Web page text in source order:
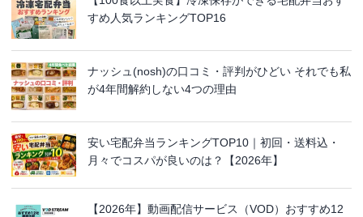
すめ人気ランキングTOP16
ナッシュ(nosh)の口コミ・評判がひどい それでも私
が4年間解約しない4つの理由
安い宅配弁当ランキングTOP10｜初回・送料込・
月々でコスパが良いのは？【2026年】
【2026年】動画配信サービス（VOD）おすすめ12